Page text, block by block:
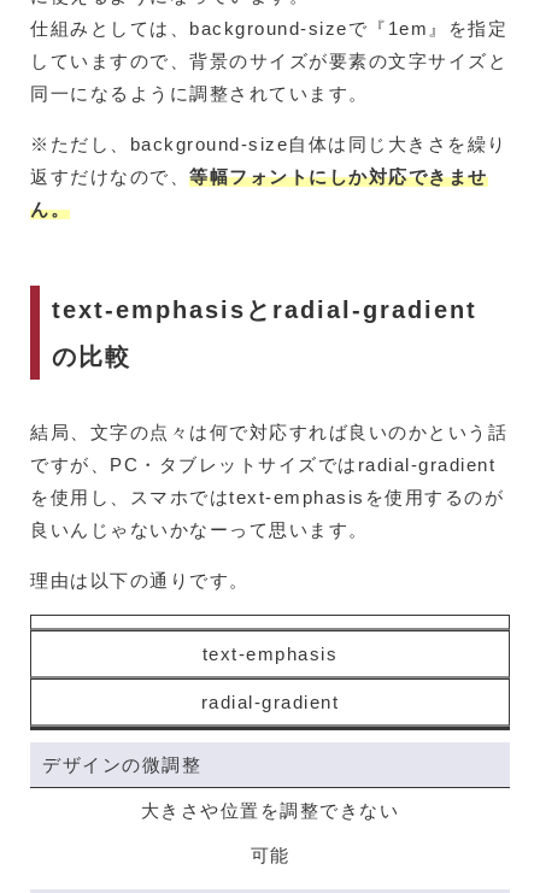
仕組みとしては、background-sizeで『1em』を指定
していますので、背景のサイズが要素の文字サイズと
同一になるように調整されています。
※ただし、background-size自体は同じ大きさを繰り
返すだけなので、 等幅フォントにしか対応できませ
ん。
text-emphasisとradial-gradient
の比較
結局、文字の点々は何で対応すれば良いのかという話
ですが、PC・タブレットサイズではradial-gradient
を使用し、スマホではtext-emphasisを使用するのが
良いんじゃないかなーって思います。
理由は以下の通りです。
text-emphasis
radial-gradient
デザインの微調整
大きさや位置を調整できない
可能